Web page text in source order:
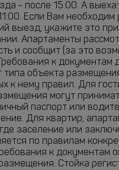
- после 15:00. А
Если Вам необходим
выезд, укажите это при
Апартаменты
и сообщит (за это
к документам
типа объекта
к нему правил. Для
могут
паспорт или
Для квартир,
заселение или
по правилам
к документам
Стойка